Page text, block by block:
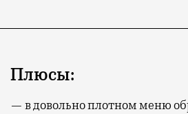
Плюсы:
— в довольно плотном меню